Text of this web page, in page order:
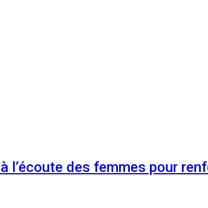
des femmes pour